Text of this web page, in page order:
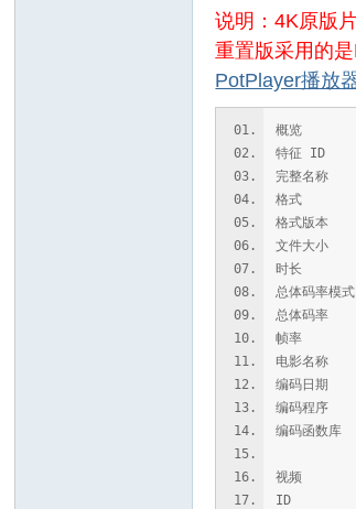
说明：4K原版
重置版采用的
PotPlayer播放
概览
特征 ID :
完整名
格
格
文
时
总体
总体
帧
电影
编码
编码程
编码函
视频